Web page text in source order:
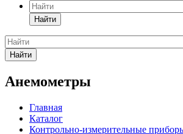
Найти
Найти
Анемометры
Главная
Каталог
Контрольно-измерительные